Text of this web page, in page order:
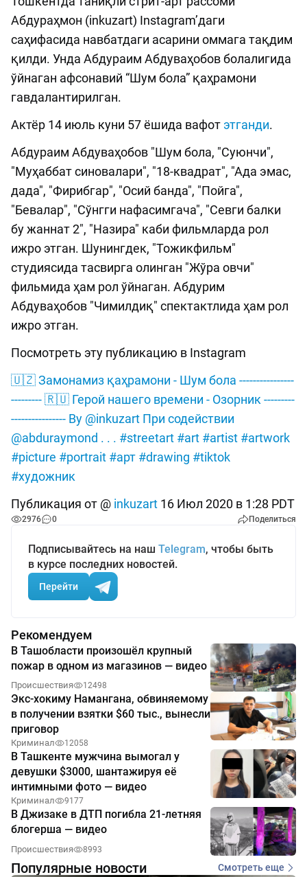
Абдураҳмон (inkuzart) Instagram’даги
саҳифасида навбатдаги асарини оммага тақдим
қилди. Унда Абдураим Абдуваҳобов болалигида
ўйнаган афсонавий “Шум бола” қаҳрамони
гавдалантирилган.
Актёр 14 июль куни 57 ёшида вафот этганди.
Абдураим Абдуваҳобов "Шум бола, "Суюнчи",
"Муҳаббат синовалари", "18-квадрат", "Ада эмас,
дада", "Фирибгар", "Осий банда", "Пойга",
"Бевалар", "Сўнгги нафасимгача", "Севги балки
бу жаннат 2", "Назира" каби фильмларда рол
ижро этган. Шунингдек, "Тожикфильм"
студиясида тасвирга олинган "Жўра овчи"
фильмида ҳам рол ўйнаган. Абдурим
Абдуваҳобов "Чимилдиқ" спектактлида ҳам рол
ижро этган.
Посмотреть эту публикацию в Instagram
🇺🇿 Замонамиз қаҳрамони - Шум бола ----------------
--------- 🇷🇺 Герой нашего времени - Озорник ---------
---------------- By @inkuzart При содействии
@abduraymond . . . #streetart #art #artist #artwork
#picture #portrait #арт #drawing #tiktok
#художник
Публикация от @ inkuzart 16 Июл 2020 в 1:28 PDT
2976 0 Поделиться
Подписывайтесь на наш Telegram, чтобы быть
в курсе последних новостей.
Перейти
Рекомендуем
В Ташобласти произошёл крупный
пожар в одном из магазинов — видео
Происшествия 12498
Экс-хокиму Намангана, обвиняемому
в получении взятки $60 тыс., вынесли
приговор
Криминал 12058
В Ташкенте мужчина вымогал у
девушки $3000, шантажируя её
интимными фото — видео
Криминал 9177
В Джизаке в ДТП погибла 21-летняя
блогерша — видео
Происшествия 8993
Популярные новости Смотреть еще